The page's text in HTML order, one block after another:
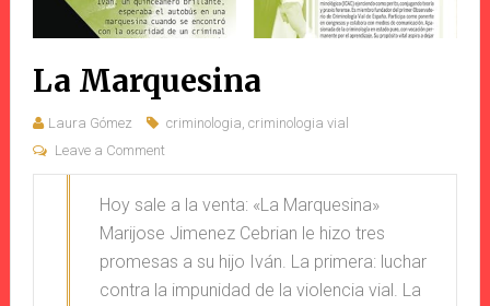
La Marquesina
Laura Gómez criminologia criminologia vial
Leave a Comment
Hoy sale a la venta: «La Marquesina»
Marijose Jimenez Cebrian le hizo tres
promesas a su hijo Iván. La primera: luchar
contra la impunidad de la violencia vial. La